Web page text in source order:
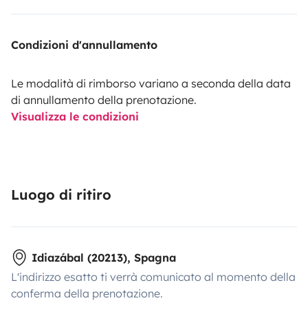
Condizioni d'annullamento
Le modalità di rimborso variano a seconda della data
di annullamento della prenotazione.
Visualizza le condizioni
Luogo di ritiro
Idiazábal (20213), Spagna
L'indirizzo esatto ti verrà comunicato al momento della
conferma della prenotazione.